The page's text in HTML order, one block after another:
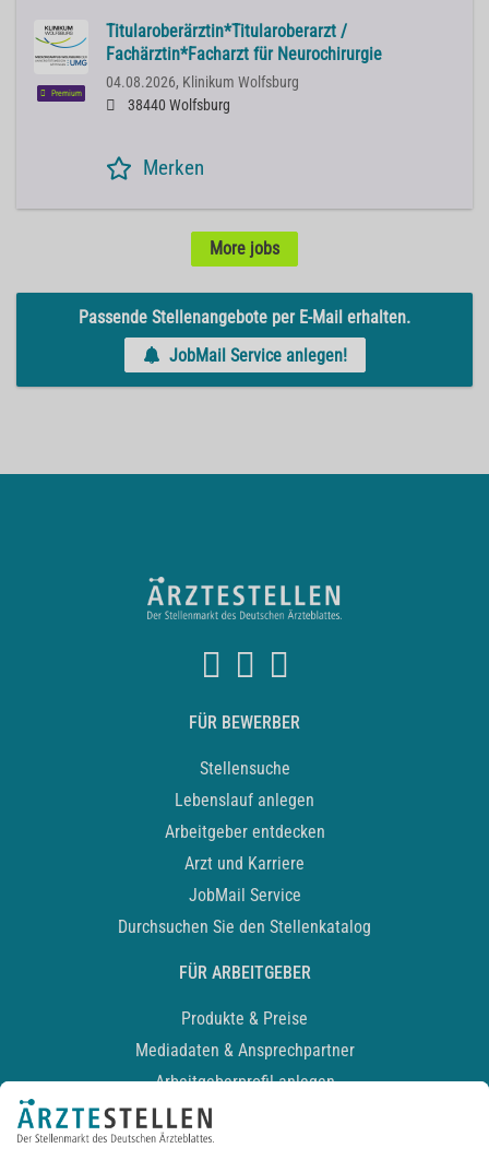
Premium
Titularoberärztin*Titularoberarzt /
Fachärztin*Facharzt für Neurochirurgie
04.08.2026, Klinikum Wolfsburg
38440 Wolfsburg
Merken
More jobs
Passende Stellenangebote per E-Mail erhalten.
JobMail Service anlegen!
FÜR BEWERBER
Stellensuche
Lebenslauf anlegen
Arbeitgeber entdecken
Arzt und Karriere
JobMail Service
Durchsuchen Sie den Stellenkatalog
FÜR ARBEITGEBER
Produkte & Preise
Mediadaten & Ansprechpartner
Arbeitgeberprofil anlegen
Recruiting-Podcast